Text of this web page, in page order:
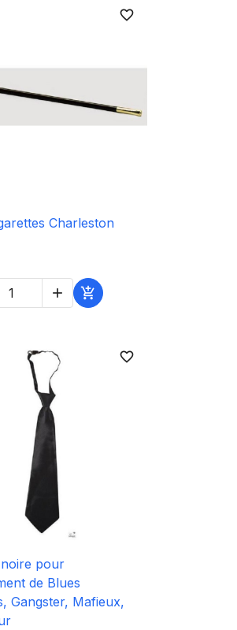
Aperçu rapide
favorite_border
Charleston
 
Aperçu rapide
favorite_border
pour
de Blues
Gangster, Mafieux,